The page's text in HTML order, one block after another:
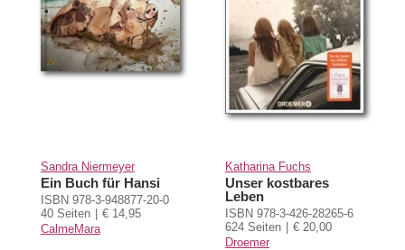
Sandra Niermeyer
Ein Buch für Hansi
ISBN 978-3-948877-20-0
40 Seiten
€ 14,95
CalmeMara
Katharina Fuchs
Unser kostbares
Leben
ISBN 978-3-426-28265-6
624 Seiten
€ 20,00
Droemer